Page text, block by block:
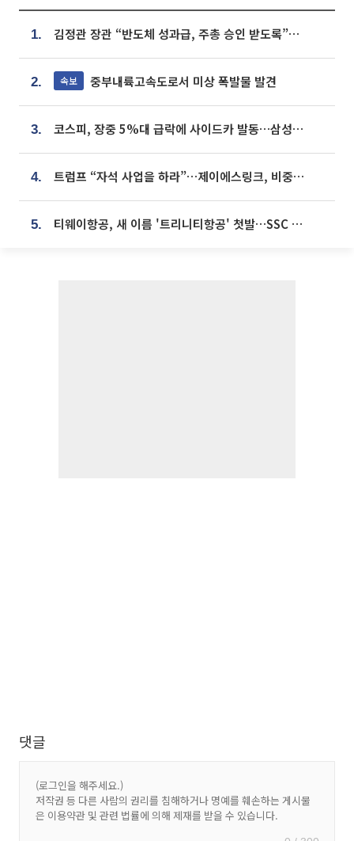
1. 김정관 장관 “반도체 성과급, 주총 승인 받도록”…상법·자본시장법 개정 시사
2. 속보 중부내륙고속도로서 미상 폭발물 발견
3. 코스피, 장중 5%대 급락에 사이드카 발동…삼성·SK 동반 폭락
4. 트럼프 “자석 사업을 하라”…제이에스링크, 비중국 영구자석 공급망 구축 속도
5. 티웨이항공, 새 이름 '트리니티항공' 첫발…SSC 전략 본격화
댓글